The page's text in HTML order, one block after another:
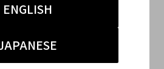
ENGLISH
#クロム